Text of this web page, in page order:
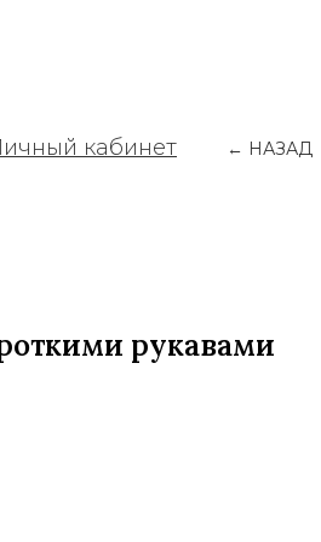
кабинет ← НАЗАД
рукавами